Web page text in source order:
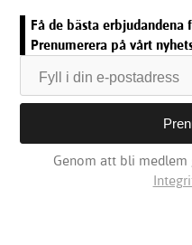
Få de bästa erbjudandena
Prenumerera på vårt
Genom att bli medlem